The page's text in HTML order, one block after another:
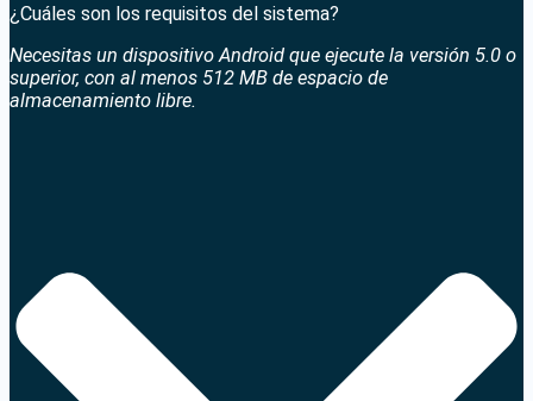
¿Cuáles son los requisitos del sistema?
Necesitas un dispositivo Android que ejecute la versión 5.0 o
superior, con al menos 512 MB de espacio de
almacenamiento libre.